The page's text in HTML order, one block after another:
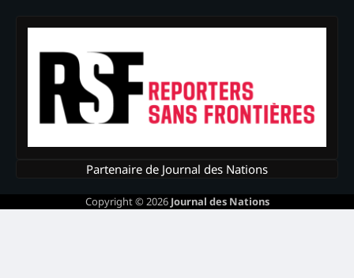
Partenaire de Journal des Nations
Copyright © 2026 Journal des Nations